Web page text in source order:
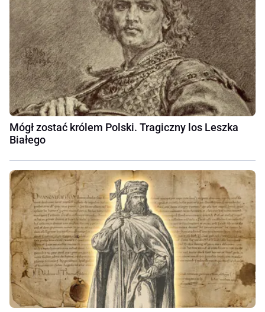
Mógł zostać królem Polski. Tragiczny los Leszka
Białego